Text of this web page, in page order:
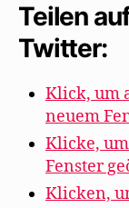
Teilen
Twitter:
Klick, um
neuem
Klicke,
Fenster
Klicken,